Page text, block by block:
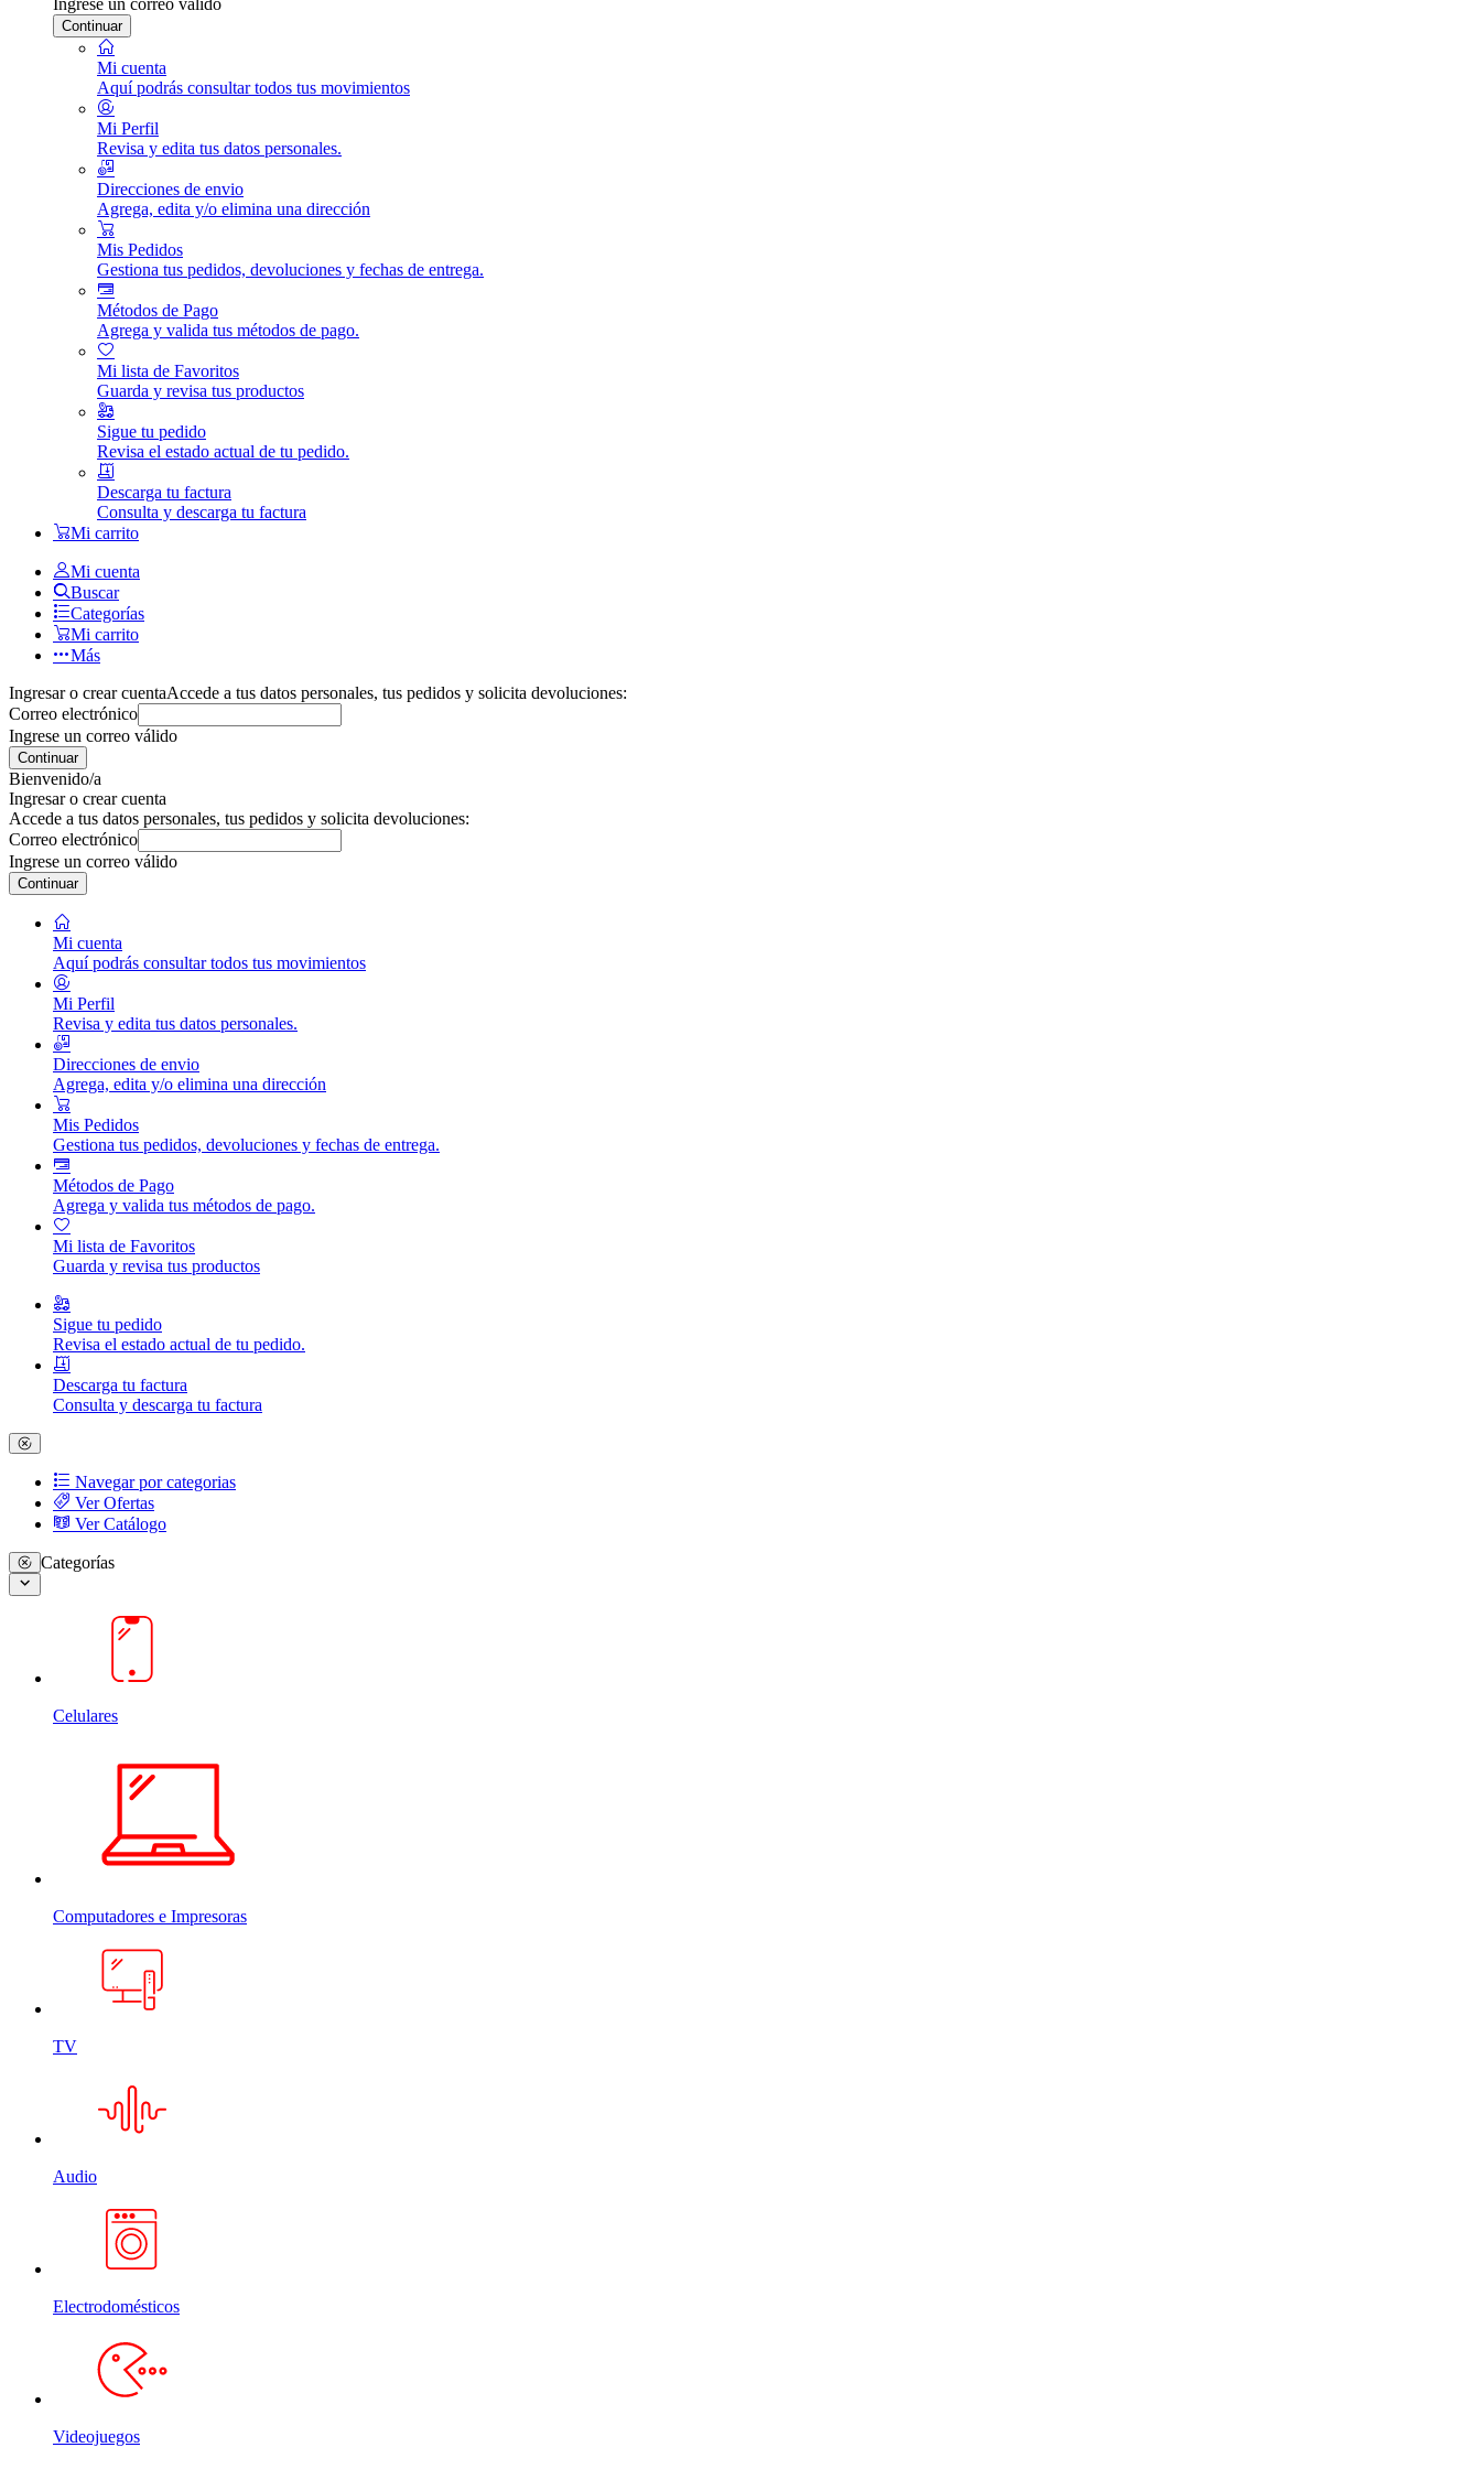
Continuar
Mi cuenta
Aquí podrás consultar todos tus movimientos
Mi Perfil
Revisa y edita tus datos personales.
Direcciones de envio
Agrega, edita y/o elimina una dirección
Mis Pedidos
Gestiona tus pedidos, devoluciones y fechas de entrega.
Métodos de Pago
Agrega y valida tus métodos de pago.
Mi lista de Favoritos
Guarda y revisa tus productos
Sigue tu pedido
Revisa el estado actual de tu pedido.
Descarga tu factura
Consulta y descarga tu factura
Mi carrito
Mi cuenta
Buscar
Categorías
Mi carrito
Más
Ingresar o crear cuentaAccede a tus datos personales, tus pedidos y solicita devoluciones:
Correo electrónico
Ingrese un correo válido
Continuar
Bienvenido/a
Ingresar o crear cuenta
Accede a tus datos personales, tus pedidos y solicita devoluciones:
Correo electrónico
Ingrese un correo válido
Continuar
Mi cuenta
Aquí podrás consultar todos tus movimientos
Mi Perfil
Revisa y edita tus datos personales.
Direcciones de envio
Agrega, edita y/o elimina una dirección
Mis Pedidos
Gestiona tus pedidos, devoluciones y fechas de entrega.
Métodos de Pago
Agrega y valida tus métodos de pago.
Mi lista de Favoritos
Guarda y revisa tus productos
Sigue tu pedido
Revisa el estado actual de tu pedido.
Descarga tu factura
Consulta y descarga tu factura
Navegar por categorias
Ver Ofertas
Ver Catálogo
Categorías
Celulares
Computadores e Impresoras
TV
Audio
Electrodomésticos
Videojuegos